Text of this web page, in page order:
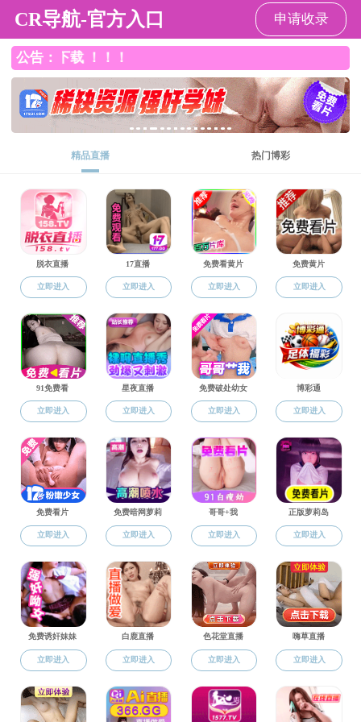
色花堂 色花堂 色花堂 EN
色
花
堂
学工动态
党群工作
学生工作
学工动态
招生就业
学工动态
10月25至
各类比赛项目